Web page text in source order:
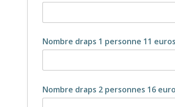
Nombre draps 1 personne 11
Nombre draps 2 personnes 16